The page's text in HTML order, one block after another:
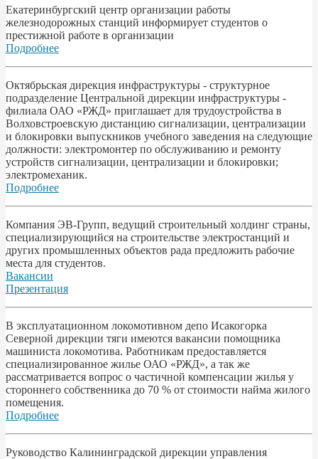
Екатеринбургский центр организации работы
железнодорожных станций информирует студентов о
престижной работе в организации
Подробнее
Октябрьская дирекция инфраструктуры - структурное
подразделение Центральной дирекции инфраструктуры -
филиала ОАО «РЖД» приглашает для трудоустройства в
Волховстроевскую дистанцию сигнализации, централизации
и блокировки выпускников учебного заведения на следующие
должности: электромонтер по обслуживанию и ремонту
устройств сигнализации, централизации и блокировки;
электромеханик.
Подробнее
Компания ЭВ-Групп, ведущий строительный холдинг страны,
специализирующийся на строительстве электростанций и
других промышленных объектов рада предложить рабочие
места для студентов.
Вакансии
Презентация
В эксплуатационном локомотивном депо Исакогорка
Северной дирекции тяги имеются вакансии помощника
машиниста локомотива. Работникам предоставляется
специализированное жилье ОАО «РЖД», а так же
рассматривается вопрос о частичной компенсации жилья у
стороннего собственника до 70 % от стоимости найма жилого
помещения.
Подробнее
Pyководство Калининградской дирекции управления